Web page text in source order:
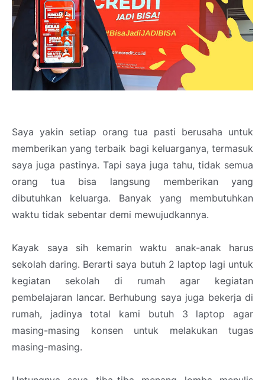
Saya yakin setiap orang tua pasti berusaha untuk
memberikan yang terbaik bagi keluarganya, termasuk
saya juga pastinya. Tapi saya juga tahu, tidak semua
orang tua bisa langsung memberikan yang
dibutuhkan keluarga. Banyak yang membutuhkan
waktu tidak sebentar demi mewujudkannya.
Kayak saya sih kemarin waktu anak-anak harus
sekolah daring. Berarti saya butuh 2 laptop lagi untuk
kegiatan sekolah di rumah agar kegiatan
pembelajaran lancar. Berhubung saya juga bekerja di
rumah, jadinya total kami butuh 3 laptop agar
masing-masing konsen untuk melakukan tugas
masing-masing.